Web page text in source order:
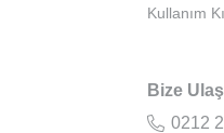
Kullanım
Bize
0212